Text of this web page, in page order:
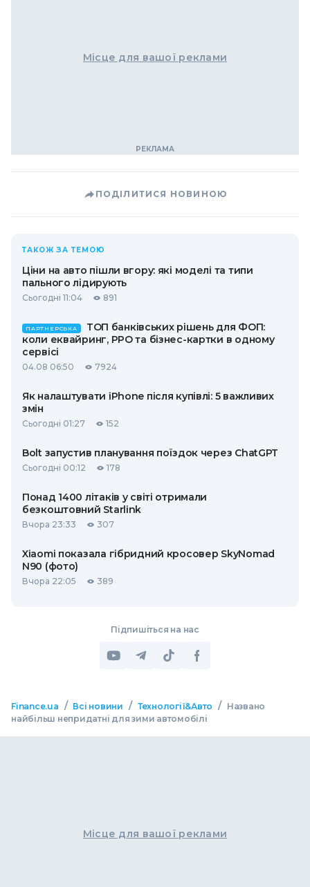
Місце для вашої реклами
ПОДІЛИТИСЯ НОВИНОЮ
ТАКОЖ ЗА ТЕМОЮ
Ціни на авто пішли вгору: які моделі та типи
пального лідирують
Сьогодні 11:04 891
ПАРТНЕРСЬКА
ТОП банківських рішень для ФОП:
коли еквайринг, РРО та бізнес-картки в одному
сервісі
04.08 06:50 7924
Як налаштувати iPhone після купівлі: 5 важливих
змін
Сьогодні 01:27 152
Bolt запустив планування поїздок через ChatGPT
Сьогодні 00:12 178
Понад 1400 літаків у світі отримали
безкоштовний Starlink
Вчора 23:33 307
Xiaomi показала гібридний кросовер SkyNomad
N90 (фото)
Вчора 22:05 389
Підпишіться на нас
Finance.ua / Всі новини / Технології&Авто /
Названо
найбільш непридатні для зими автомобілі
Місце для вашої реклами